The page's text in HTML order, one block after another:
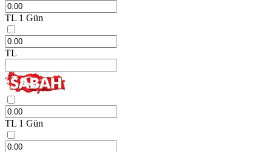
TL 1 Gün
TL
TL 1 Gün